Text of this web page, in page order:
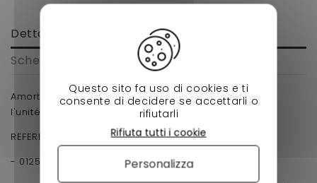
Dettagli
Scheda tecnica
Amortisseur avant Bellier Jade adaptable ( vendu a
l'unité)
REFERENCE D'ORIGINE :
- 01250501 -
Questo sito fa uso di cookies e ti
consente di decidere se accettarli o
rifiutarli
Rifiuta tutti i cookie
Personalizza